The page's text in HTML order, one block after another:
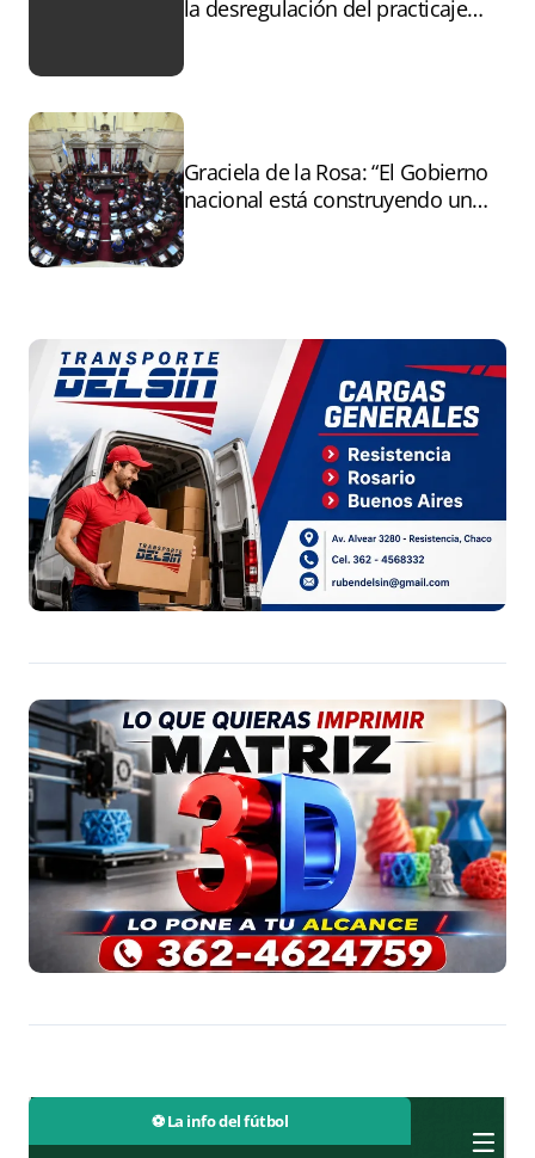
la desregulación del practicaje
Graciela de la Rosa: “El Gobierno
nacional está construyendo un
⚽ La info del fútbol